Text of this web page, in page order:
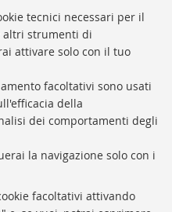
tecnici necessari per il
altri strumenti di
attivare solo con il tuo
facoltativi sono usati
della
dei comportamenti degli
la navigazione solo con i
facoltativi attivando
Torricelli
Di Pumpo
(BO)
2088385